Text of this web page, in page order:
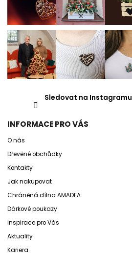
Sledovat na Instagramu
INFORMACE PRO VÁS
O nás
Dřevěné obchůdky
Kontakty
Jak nakupovat
Chráněná dílna AMADEA
Dárkové poukazy
Inspirace pro Vás
Aktuality
Kariera